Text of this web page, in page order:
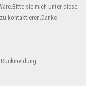
sie mich unter diese
zu kontaktieren.Danke